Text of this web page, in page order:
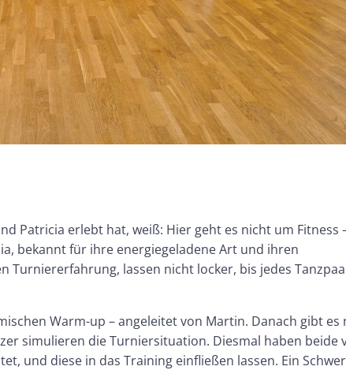
Patricia erlebt hat, weiß: Hier geht es nicht um Fitness
bekannt für ihre energiegeladene Art und ihren
Turniererfahrung, lassen nicht locker, bis jedes
Warm-up – angeleitet von Martin. Danach gibt es
simulieren die Turniersituation. Diesmal haben beide
und diese in das Training einfließen lassen. Ein